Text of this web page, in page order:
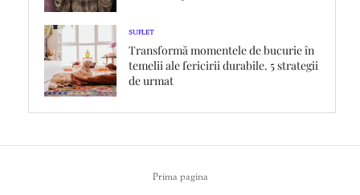
SUFLET
Transformă momentele de bucurie în
temelii ale fericirii durabile. 5 strategii
de urmat
Prima pagina